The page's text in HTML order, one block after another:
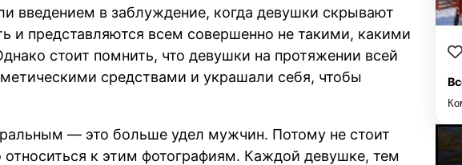
введением в заблуждение, когда девушки скрывают
и представляются всем совершенно не такими, какими
стоит помнить, что девушки на протяжении всей
средствами и украшали себя, чтобы
— это больше удел мужчин. Потому не стоит
к этим фотографиям. Каждой девушке, тем